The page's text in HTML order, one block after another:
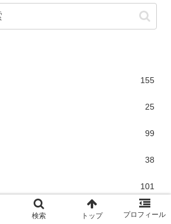
155
25
99
38
101
5